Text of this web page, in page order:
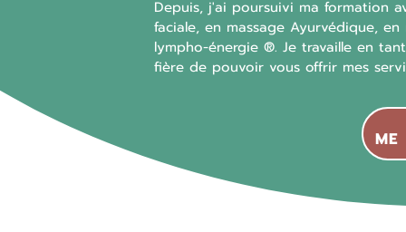
Depuis, j'ai poursuivi ma formation
faciale, en massage Ayurvédique,
lympho-énergie ®. Je travaille en
fière de pouvoir vous offrir mes
ME